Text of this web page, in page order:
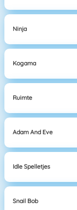
Ninja
Kogama
Ruimte
Adam And Eve
Idle Spelletjes
Snail Bob